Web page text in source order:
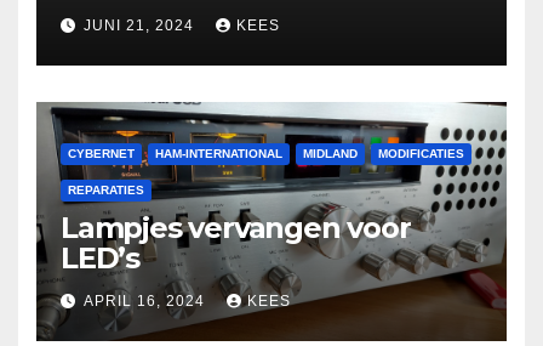
Construction)
JUNI 21, 2024 KEES
CYBERNET HAM-INTERNATIONAL MIDLAND MODIFICATIES
REPARATIES
Lampjes vervangen voor
LED’s
APRIL 16, 2024 KEES